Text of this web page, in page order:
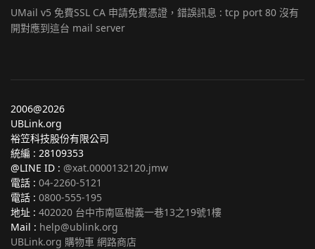
UMail v5 免費SSL CA 申請免費憑證，錯誤訊息 : tcp port 80 沒有
開對應到這台 mail server
2006@2026
UBLink.org
裕笠科技股份有限公司
統編 : 28109353
@LINE ID : @xat.0000132120.jmw
電話 : 04-2260-5121
電話 : 0800-555-195
地址 : 402020 台中市南區樹義一巷13之19號1樓
Mail : help@ublink.org
UBLink.org 購物車 網路商店